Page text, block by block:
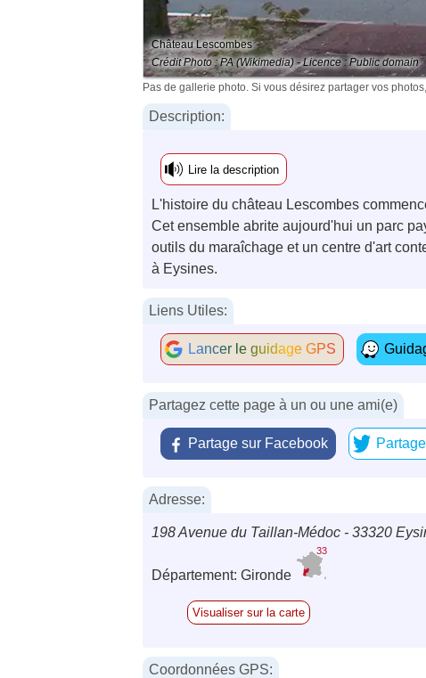
Château Lescombes
Crédit Photo : PA (Wikimedia) - Licence : Public domain
Pas de gallerie photo. Si vous désirez partager vos
Description:
Lire la description
L'histoire du château Lescombes
Cet ensemble abrite aujourd'hui un parc
outils du maraîchage et un centre d'art
à Eysines.
Liens Utiles:
Lancer le guidage GPS
Partagez cette page à un ou une ami(e)
Partage sur Facebook
Adresse:
198 Avenue du Taillan-Médoc - 33320
Département: Gironde
33
Visualiser sur la carte
Coordonnées GPS: